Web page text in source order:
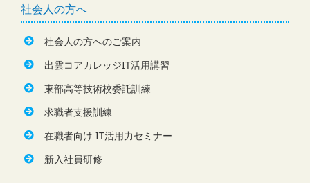
社会人の方へ
社会人の方へのご案内
出雲コアカレッジIT活用講習
東部高等技術校委託訓練
求職者支援訓練
在職者向け IT活用力セミナー
新入社員研修